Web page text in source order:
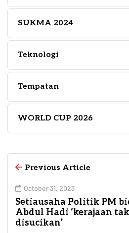
SUKMA 2024
Teknologi
Tempatan
WORLD CUP 2026
Previous Article
October 31, 2023
Setiausaha Politik PM
Abdul Hadi ‘kerajaan
disucikan’